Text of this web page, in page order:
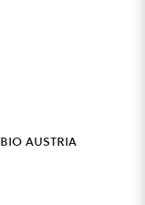
bio austria